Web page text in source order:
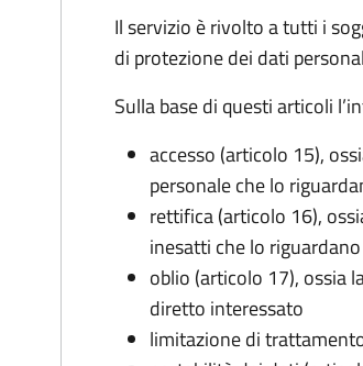
Il servizio è rivolto a tutti i
di protezione dei dati
Sulla base di questi articoli
accesso (articolo 15),
personale che lo
rettifica (articolo 16),
inesatti che lo
oblio (articolo 17), ossia
diretto interessato
limitazione di